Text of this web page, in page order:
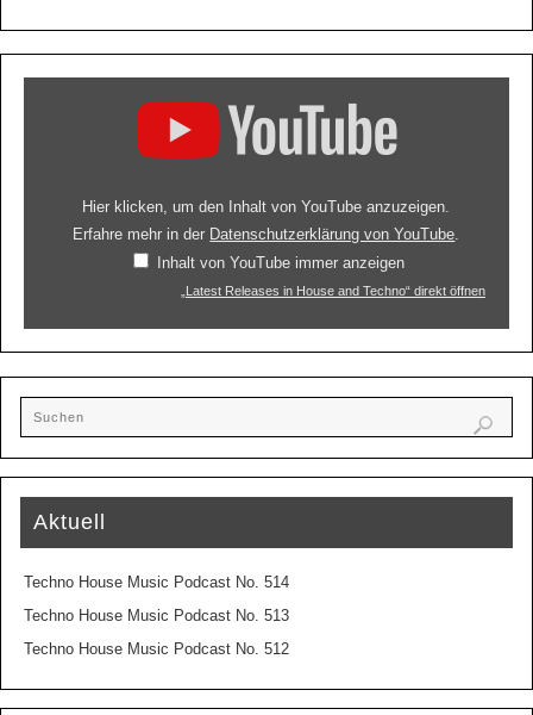
Hier klicken, um den Inhalt von YouTube anzuzeigen.
Erfahre mehr in der Datenschutzerklärung von YouTube.
Inhalt von YouTube immer anzeigen
„Latest Releases in House and Techno“ direkt öffnen
Aktuell
Techno House Music Podcast No. 514
Techno House Music Podcast No. 513
Techno House Music Podcast No. 512